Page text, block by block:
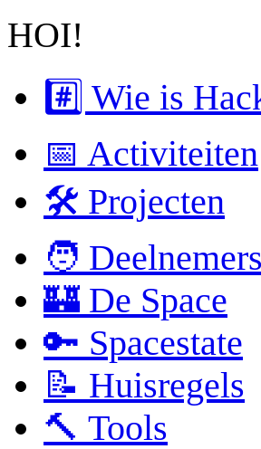
HOI!
#️⃣ Wie is
📅 Activiteiten
🛠 Projecten
🧑 Deelnemers
🏰 De Space
🔑 Spacestate
📝 Huisregels
🔨 Tools